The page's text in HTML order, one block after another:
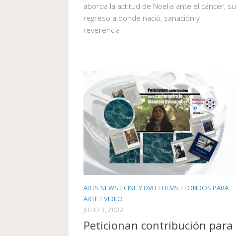
aborda la actitud de Noelia ante el cáncer, su
regreso a donde nació, sanación y
reverencia
ARTS NEWS /CINE Y DVD /FILMS /FONDOS PARA
ARTE /VIDEO
JULIO 3, 2022
Peticionan contribución para